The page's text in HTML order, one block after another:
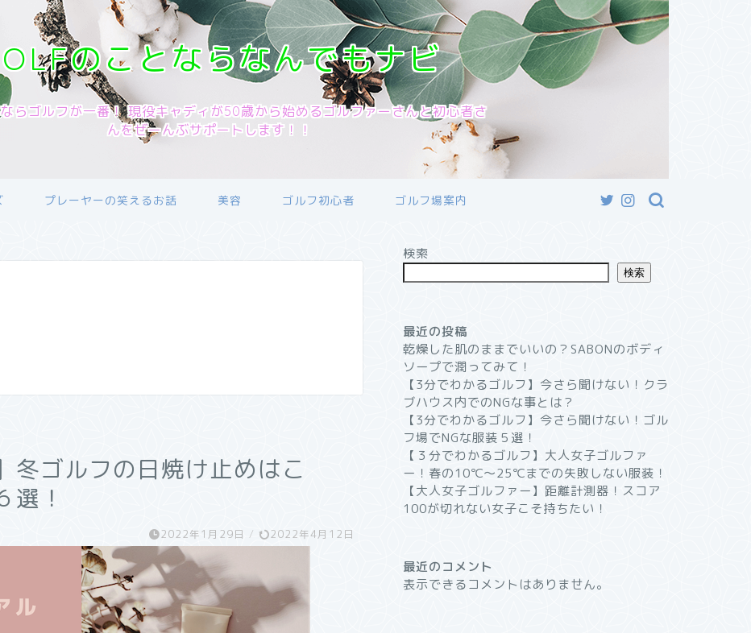
のことならなんでもナビ
らゴルフが一番！ 現役キャディが50歳から始めるゴルファーさんと初心者さ
んをぜーんぶサポートします！！
プレーヤーの笑えるお話 美容 ゴルフ初心者 ゴルフ場案内
冬ゴルフの日焼け止めはこ
選！
2022年1月29日 / 2022年4月12日
検索
検索
最近の投稿
乾燥した肌のままでいいの？SABONのボディ
ソープで潤ってみて！
【3分でわかるゴルフ】今さら聞けない！クラ
ブハウス内でのNGな事とは？
【3分でわかるゴルフ】今さら聞けない！ゴル
フ場でNGな服装５選！
【３分でわかるゴルフ】大人女子ゴルファ
ー！春の10℃〜25℃までの失敗しない服装！
【大人女子ゴルファー】距離計測器！スコア
100が切れない女子こそ持ちたい！
最近のコメント
表示できるコメントはありません。